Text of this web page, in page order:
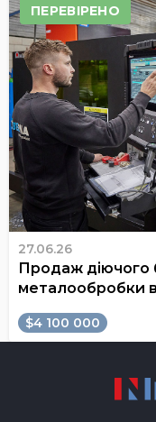
ПЕРЕВІРЕНО
27.06.26
Продаж діючого
металообробки
$4 100 000